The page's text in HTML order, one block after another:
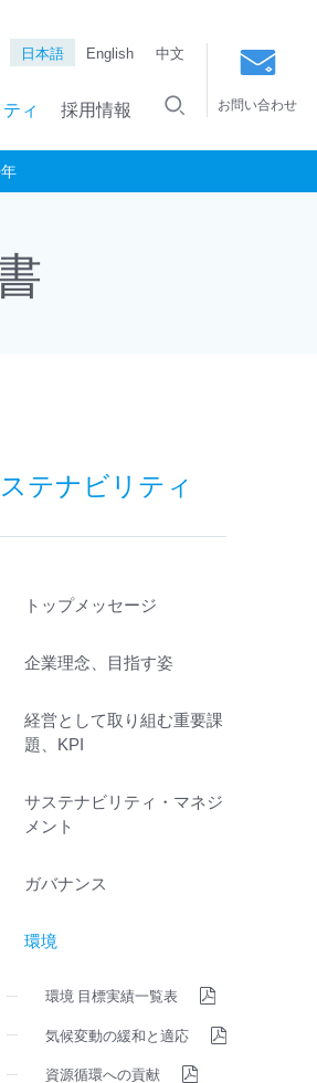
日本語 English 中文
ィ 採用情報 お問い合わせ
テナビリティ
トップメッセージ
企業理念、目指す姿
経営として取り組む重要課
題、KPI
サステナビリティ・マネジ
メント
ガバナンス
環境
環境 目標実績一覧表
気候変動の緩和と適応
資源循環への貢献